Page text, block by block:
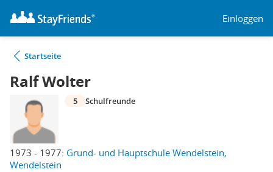
Einloggen
Startseite
Ralf Wolter
1973 - 1977: Grund- und Hauptschule Wendelstein,
Wendelstein
5 Schulfreunde